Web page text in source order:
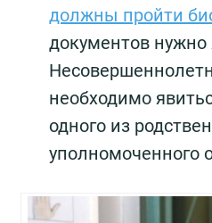
должны пройти
документов нужно
необходимо
одного из
уполномоченного